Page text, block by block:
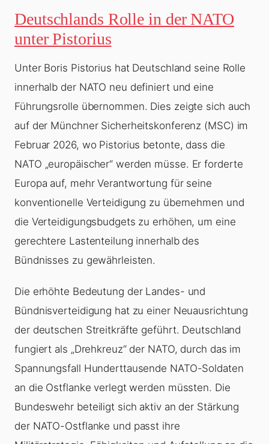
Deutschlands Rolle in der NATO
unter Pistorius
Unter Boris Pistorius hat Deutschland seine Rolle
innerhalb der NATO neu definiert und eine
Führungsrolle übernommen. Dies zeigte sich auch
auf der Münchner Sicherheitskonferenz (MSC) im
Februar 2026, wo Pistorius betonte, dass die
NATO „europäischer“ werden müsse. Er forderte
Europa auf, mehr Verantwortung für seine
konventionelle Verteidigung zu übernehmen und
die Verteidigungsbudgets zu erhöhen, um eine
gerechtere Lastenteilung innerhalb des
Bündnisses zu gewährleisten.
Die erhöhte Bedeutung der Landes- und
Bündnisverteidigung hat zu einer Neuausrichtung
der deutschen Streitkräfte geführt. Deutschland
fungiert als „Drehkreuz“ der NATO, durch das im
Spannungsfall Hunderttausende NATO-Soldaten
an die Ostflanke verlegt werden müssten. Die
Bundeswehr beteiligt sich aktiv an der Stärkung
der NATO-Ostflanke und passt ihre